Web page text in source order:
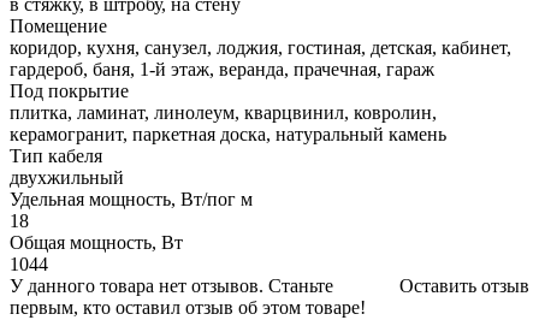
в стяжку, в штробу, на стену
Помещение
коридор, кухня, санузел, лоджия, гостиная, детская, кабинет,
гардероб, баня, 1-й этаж, веранда, прачечная, гараж
Под покрытие
плитка, ламинат, линолеум, кварцвинил, ковролин,
керамогранит, паркетная доска, натуральный камень
Тип кабеля
двухжильный
Удельная мощность, Вт/пог м
18
Общая мощность, Вт
1044
Оставить отзыв
У данного товара нет отзывов. Станьте
первым, кто оставил отзыв об этом товаре!